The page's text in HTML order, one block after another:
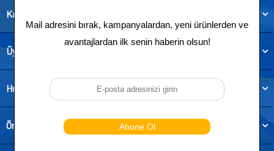
Kategoriler
Üye
Hızlı Erişim
Önemli Bilgiler